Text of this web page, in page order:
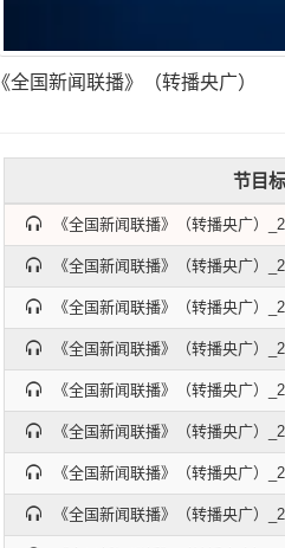
《全国新闻联播》（转播央广）
节目
《全国新闻联播》（转播央广）
《全国新闻联播》（转播央广）
《全国新闻联播》（转播央广）
《全国新闻联播》（转播央广）
《全国新闻联播》（转播央广）
《全国新闻联播》（转播央广）
《全国新闻联播》（转播央广）
《全国新闻联播》（转播央广）